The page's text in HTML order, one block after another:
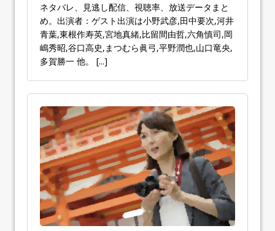
ネタバレ、見逃し配信、視聴率、放送データまと
め。出演者：ゲスト出演は小野武彦,田中要次,河井
青葉,東根作寿英,宮地真緒,比留間由哲,六角慎司,岡
嶋秀昭,谷口高史,まつむら眞弓,平野潤也,山口竜央,
多賀勝一 他。 [...]